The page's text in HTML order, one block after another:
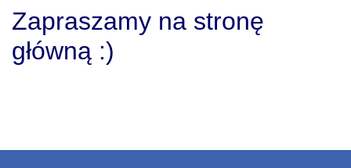
Zapraszamy na stronę
główną :)